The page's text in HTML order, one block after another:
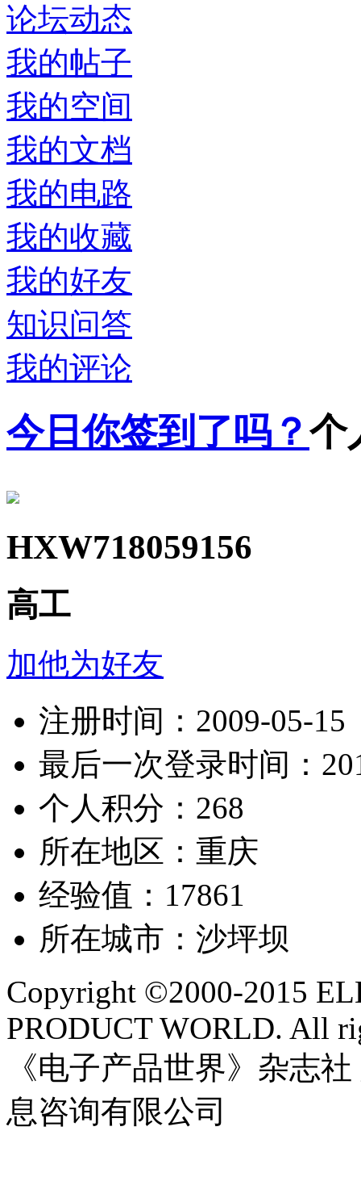
论坛动态
我的帖子
我的空间
我的文档
我的电路
我的收藏
我的好友
知识问答
我的评论
今日你签到了吗？个
HXW718059156
高工
加他为好友
注册时间：2009-05-15
最后一次登录时间：
个人积分：268
所在地区：重庆
经验值：17861
所在城市：沙坪坝
Copyright ©2000-2015
PRODUCT WORLD. All
《电子产品世界》杂志
息咨询有限公司